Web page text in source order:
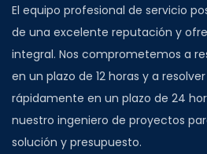
El equipo profesional de servicio
de una excelente reputación y
integral. Nos comprometemos a
en un plazo de 12 horas y a
rápidamente en un plazo de 24
nuestro ingeniero de proyectos
solución y presupuesto.